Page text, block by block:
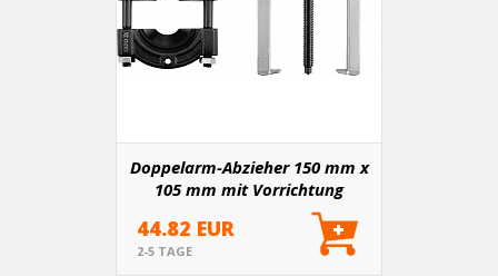
Doppelarm-Abzieher 150 mm x
105 mm mit Vorrichtung
44.82 EUR
2-5 TAGE